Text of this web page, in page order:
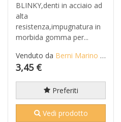
BLINKY,denti in acciaio ad
alta
resistenza,impugnatura in
morbida gomma per...
Venduto da Berni Marino di Mario S.n.c.
3,45 €
Preferiti
Vedi prodotto